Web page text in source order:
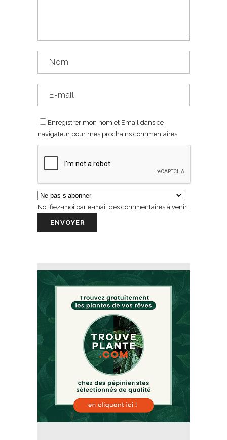
Enregistrer mon nom et Email dans ce
navigateur pour mes prochains commentaires.
Notifiez-moi par e-mail des commentaires à venir.